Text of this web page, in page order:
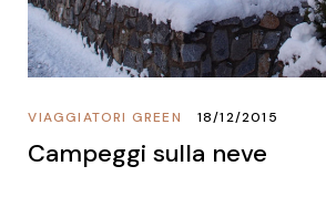
VIAGGIATORI GREEN 18/12/2015
Campeggi sulla neve